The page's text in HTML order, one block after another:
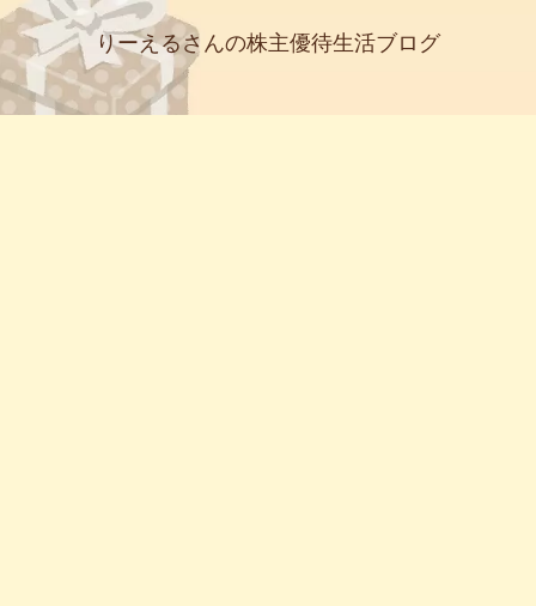
りーえるさんの株主優待生活ブログ